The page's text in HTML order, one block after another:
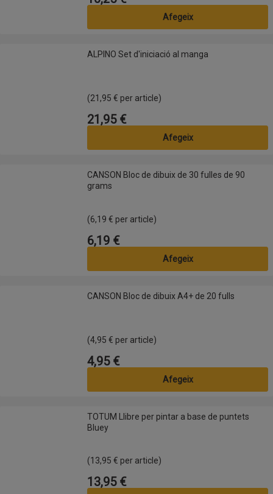
Afegeix
ALPINO Set d'iniciació al mangaALPINO Set d'iniciació al manga
(21,95 € per article)
Preu
21,95 €
Afegeix
CANSON Bloc de dibuix de 30 fulles de 90 grams
CANSON Bloc de dibuix de 30 fulles de 90
grams
(6,19 € per article)
Preu
6,19 €
Afegeix
CANSON Bloc de dibuix A4+ de 20 fullsCANSON Bloc de dibuix A4+ de 20 fulls
(4,95 € per article)
Preu
4,95 €
Afegeix
TOTUM Llibre per pintar a base de puntets Bluey
TOTUM Llibre per pintar a base de puntets
Bluey
(13,95 € per article)
Preu
13,95 €